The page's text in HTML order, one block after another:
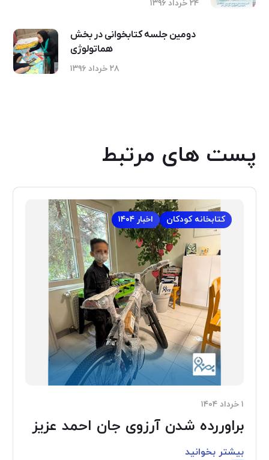
۲۴ خرداد ۱۳۹۶
دومین جلسه کتابخوانی در بخش
هماتولوژی
۲۸ خرداد ۱۳۹۶
پست های مرتبط
اخبار ۱۴۰۴ کتابخانه کودکان
۱ خرداد ۱۴۰۴
براوررده شدن آرزوی جان احمد عزیز
بیشتر بخوانید